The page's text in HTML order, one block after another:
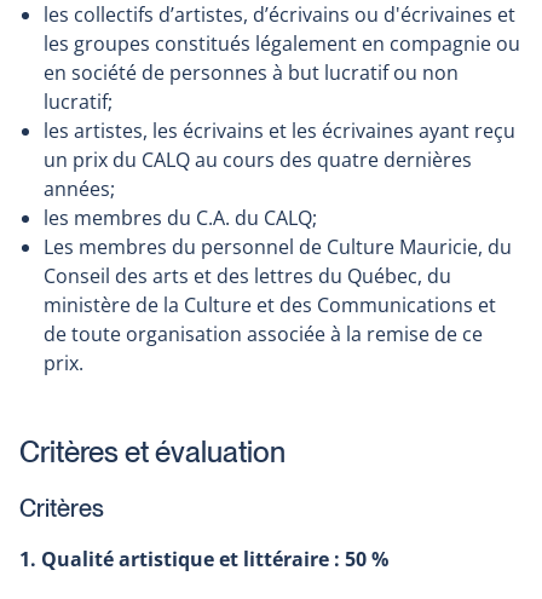
les collectifs d’artistes, d’écrivains ou d'écrivaines et
les groupes constitués légalement en compagnie ou
en société de personnes à but lucratif ou non
lucratif;
les artistes, les écrivains et les écrivaines ayant reçu
un prix du CALQ au cours des quatre dernières
années;
les membres du C.A. du CALQ;
Les membres du personnel de Culture Mauricie, du
Conseil des arts et des lettres du Québec, du
ministère de la Culture et des Communications et
de toute organisation associée à la remise de ce
prix.
Critères et évaluation
Critères
1. Qualité artistique et littéraire : 50 %